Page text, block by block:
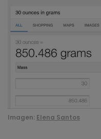
Imagen: Elena Santos